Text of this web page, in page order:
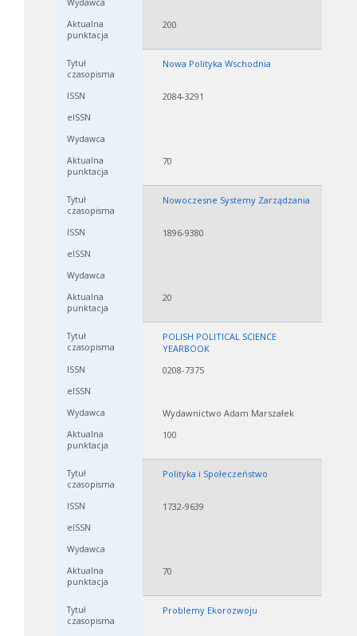
200
Nowa Polityka Wschodnia
2084-3291
70
Nowoczesne Systemy Zarządzania
1896-9380
20
POLISH POLITICAL SCIENCE
YEARBOOK
0208-7375
Wydawnictwo Adam Marszałek
100
Polityka i Społeczeństwo
1732-9639
70
Problemy Ekorozwoju